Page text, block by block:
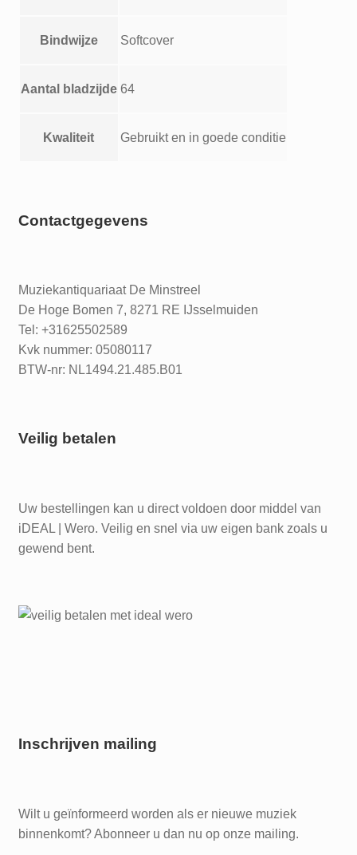
Bindwijze Softcover
Aantal bladzijde 64
Kwaliteit Gebruikt en in goede conditie
Contactgegevens
Muziekantiquariaat De Minstreel
De Hoge Bomen 7, 8271 RE IJsselmuiden
Tel: +31625502589
Kvk nummer: 05080117
BTW-nr: NL1494.21.485.B01
Veilig betalen
Uw bestellingen kan u direct voldoen door middel van
iDEAL | Wero. Veilig en snel via uw eigen bank zoals u
gewend bent.
Inschrijven mailing
Wilt u geïnformeerd worden als er nieuwe muziek
binnenkomt? Abonneer u dan nu op onze mailing.